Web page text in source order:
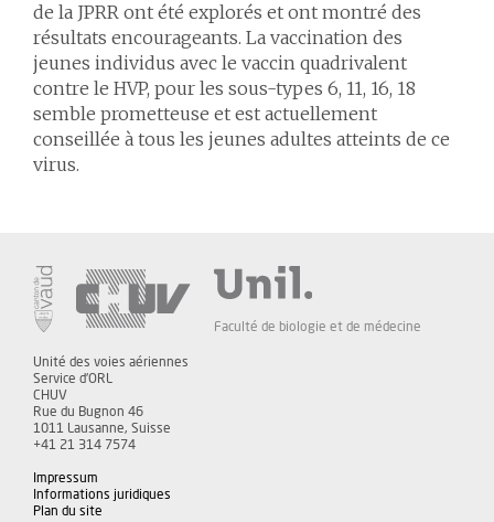
de la JPRR ont été explorés et ont montré des
résultats encourageants. La vaccination des
jeunes individus avec le vaccin quadrivalent
contre le HVP, pour les sous-types 6, 11, 16, 18
semble prometteuse et est actuellement
conseillée à tous les jeunes adultes atteints de ce
virus.
Faculté de biologie et de médecine
Unité des voies aériennes
Service d'ORL
CHUV
Rue du Bugnon 46
1011 Lausanne, Suisse
+41 21 314 7574
Impressum
Informations juridiques
Plan du site